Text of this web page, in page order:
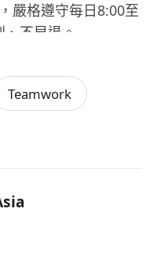
嚴格遵守每日8:00至
不早退。
能適應偶爾需搬運工
良工作紀錄。
Teamwork